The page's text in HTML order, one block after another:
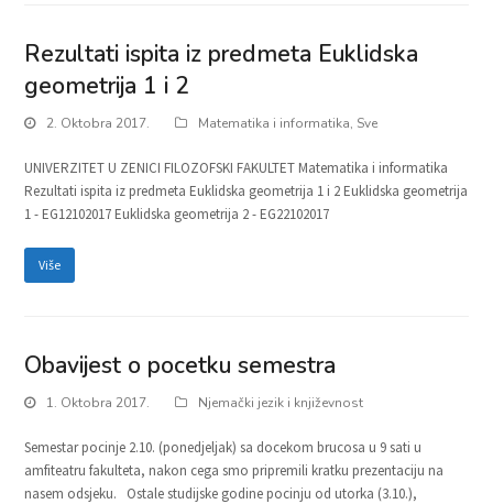
Rezultati ispita iz predmeta Euklidska
geometrija 1 i 2
2. Oktobra 2017. Matematika i informatika, Sve
UNIVERZITET U ZENICI FILOZOFSKI FAKULTET Matematika i informatika
Rezultati ispita iz predmeta Euklidska geometrija 1 i 2 Euklidska geometrija
1 - EG12102017 Euklidska geometrija 2 - EG22102017
Više
Obavijest o pocetku semestra
1. Oktobra 2017. Njemački jezik i književnost
Semestar pocinje 2.10. (ponedjeljak) sa docekom brucosa u 9 sati u
amfiteatru fakulteta, nakon cega smo pripremili kratku prezentaciju na
nasem odsjeku. Ostale studijske godine pocinju od utorka (3.10.),